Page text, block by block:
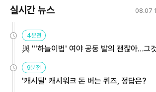
실시간 뉴스 08.07
4분전
與 "'하늘이법' 여야 공동 발의 괜찮아…그
9분전
'캐시딜' 캐시워크 돈 버는 퀴즈, 정답은?